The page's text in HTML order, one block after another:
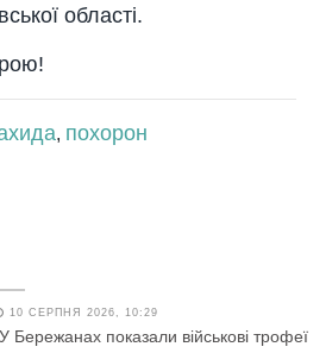
області.
, похорон
10 СЕРПНЯ 2026, 10:29
У Бережанах показали військові трофеї